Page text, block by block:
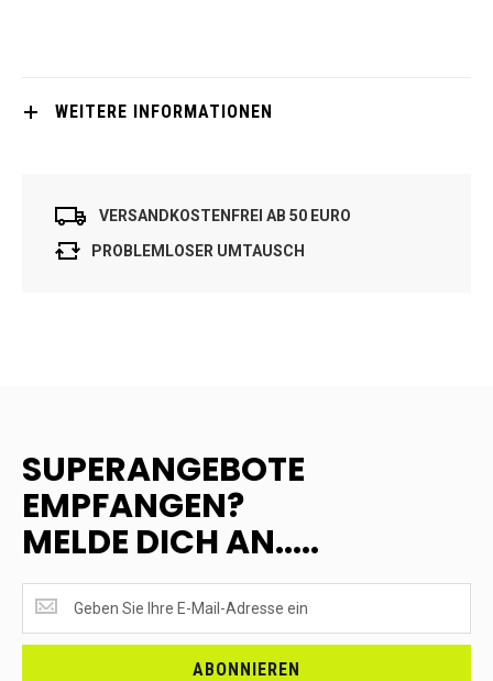
WEITERE INFORMATIONEN
VERSANDKOSTENFREI AB 50 EURO
PROBLEMLOSER UMTAUSCH
SUPERANGEBOTE
EMPFANGEN?
MELDE DICH AN.....
EMPFANGEN?
<br>MELDE
ABONNIEREN